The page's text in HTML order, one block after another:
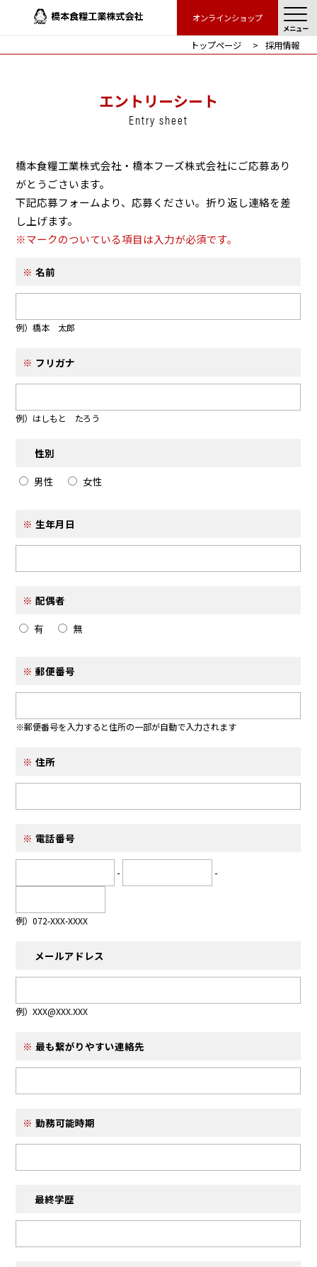
オンラインショップ
メニュー
トップページ 採用情報
エントリーシート
Entry sheet
橋本食糧工業株式会社・橋本フーズ株式会社にご応募あり
がとうごさいます。
下記応募フォームより、応募ください。折り返し連絡を差
し上げます。
※マークのついている項目は入力が必須です。
名前
例）橋本 太郎
フリガナ
例）はしもと たろう
性別
男性
女性
生年月日
配偶者
有
無
郵便番号
※郵便番号を入力すると住所の一部が自動で入力されます
住所
電話番号
- -
例）072-XXX-XXXX
メールアドレス
例）XXX@XXX.XXX
最も繋がりやすい連絡先
勤務可能時期
最終学歴